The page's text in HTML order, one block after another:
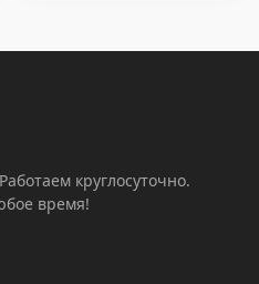
круглосуточно.
время!